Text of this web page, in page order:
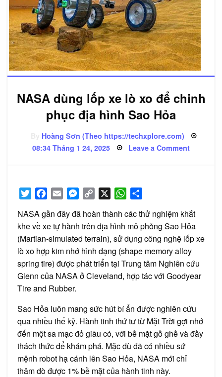
NASA dùng lốp xe lò xo để chinh
phục địa hình Sao Hỏa
Hoàng Sơn (Theo https://techxplore.com)
Posted
on
08:34 Tháng 1 24, 2025 Leave a Commenton
NASA
phục
địa
hình
Sao
Hỏa
TwitterFacebook
Email Messenger
Copy
WhatsApp
NASA gần đây đã hoàn thành các thử nghiệm khắt
khe về xe tự hành trên địa hình mô phỏng Sao Hỏa
(Martian-simulated terrain), sử dụng công nghệ lốp xe
lò xo hợp kim nhớ hình dạng (shape memory alloy
spring tire) được phát triển tại Trung tâm Nghiên cứu
Glenn của NASA ở Cleveland, hợp tác với Goodyear
Tire and Rubber.
Sao Hỏa luôn mang sức hút bí ẩn được nghiên cứu
qua nhiều thế kỷ. Hành tinh thứ tư từ Mặt Trời gợi nhớ
đến một sa mạc đỏ giàu có, với bề mặt gồ ghề và đầy
thách thức để khám phá. Mặc dù đã có nhiều sứ
mệnh robot hạ cánh lên Sao Hỏa, NASA mới chỉ
thăm dò được 1% bề mặt của hành tinh này.